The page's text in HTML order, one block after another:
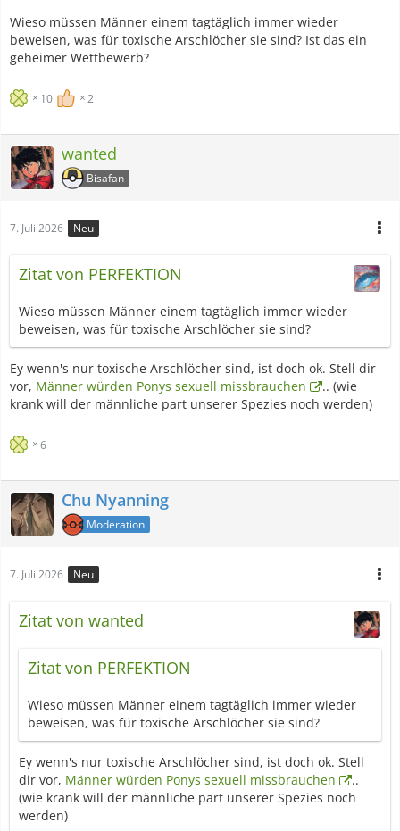
Wieso müssen Männer einem tagtäglich immer wieder
beweisen, was für toxische Arschlöcher sie sind? Ist das ein
geheimer Wettbewerb?
10 2
wanted
Bisafan
7. Juli 2026 Neu
Zitat von PERFEKTION
Wieso müssen Männer einem tagtäglich immer wieder
beweisen, was für toxische Arschlöcher sie sind?
Ey wenn's nur toxische Arschlöcher sind, ist doch ok. Stell dir
vor, Männer würden Ponys sexuell missbrauchen
.. (wie
krank will der männliche part unserer Spezies noch werden)
6
Chu Nyanning
Moderation
7. Juli 2026 Neu
Zitat von wanted
Zitat von PERFEKTION
Wieso müssen Männer einem tagtäglich immer wieder
beweisen, was für toxische Arschlöcher sie sind?
Ey wenn's nur toxische Arschlöcher sind, ist doch ok. Stell
dir vor, Männer würden Ponys sexuell missbrauchen
..
(wie krank will der männliche part unserer Spezies noch
werden)